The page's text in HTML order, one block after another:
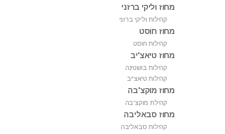
מחוז וליקי ברזני
קהילות וליקי ברזני
מחוז חוסט
קהילות חוסט
מחוז טיאצ'יב
קהילות בושטינה
קהילות טיאצ'יב
מחוז מוקצ'בה
קהילת מוקצ'בה
מחוז סבאליבה
קהילות סבאליבה